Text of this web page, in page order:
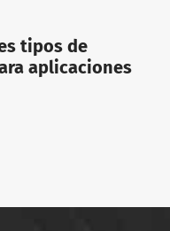
tipos de
aplicaciones